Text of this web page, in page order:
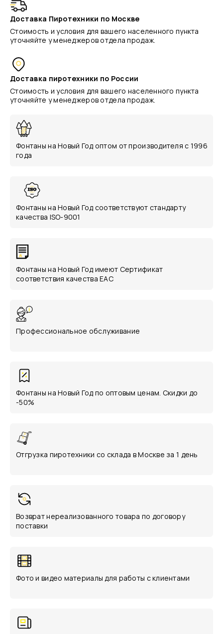
Доставка Пиротехники по Москве
Стоимость и условия для вашего населенного пункта
уточняйте у менеджеров отдела продаж.
Доставка пиротехники по России
Стоимость и условия для вашего населенного пункта
уточняйте у менеджеров отдела продаж.
Фонтаны на Новый Год оптом от производителя с 1996
года
Фонтаны на Новый Год соответствуют стандарту
качества ISO-9001
Фонтаны на Новый Год имеют Сертификат
соответствия качества ЕАС
Профессиональное обслуживание
Фонтаны на Новый Год по оптовым ценам. Скидки до
-50%
Отгрузка пиротехники со склада в Москве за 1 день
Возврат нереализованного товара по договору
поставки
Фото и видео материалы для работы с клиентами